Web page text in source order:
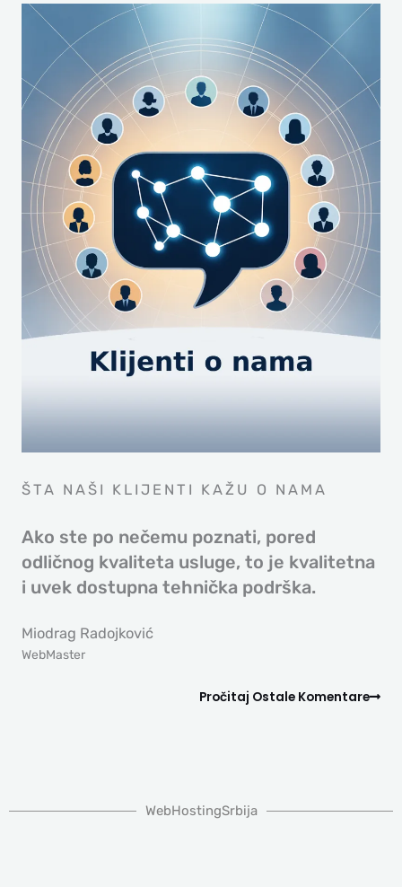
ŠTA NAŠI KLIJENTI KAŽU O NAMA
Ako ste po nečemu poznati, pored
odličnog kvaliteta usluge, to je kvalitetna
i uvek dostupna tehnička podrška.
Miodrag Radojković
WebMaster
Pročitaj Ostale Komentare
WebHostingSrbija